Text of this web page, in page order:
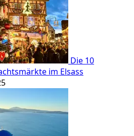
Die 10
im Elsass